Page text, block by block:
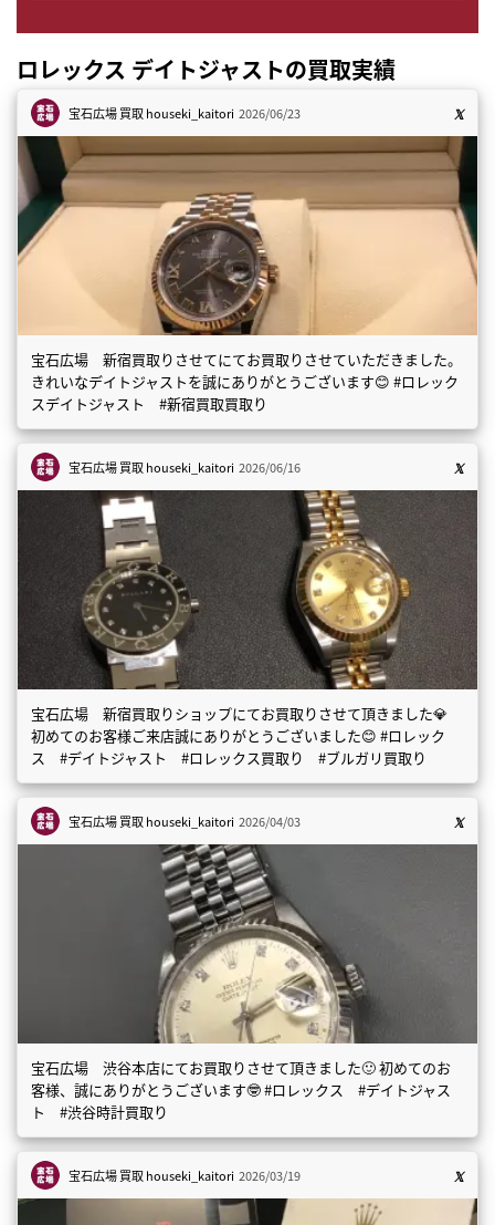
ロレックス デイトジャストの買取実績
宝石広場 買取houseki_kaitori 2026/06/23
宝石広場 新宿買取りさせてにてお買取りさせていただきました。
きれいなデイトジャストを誠にありがとうございます😊 #ロレック
スデイトジャスト #新宿買取買取り
宝石広場 買取houseki_kaitori 2026/06/16
宝石広場 新宿買取りショップにてお買取りさせて頂きました💎
初めてのお客様ご来店誠にありがとうございました😊 #ロレック
ス #デイトジャスト #ロレックス買取り #ブルガリ買取り
宝石広場 買取houseki_kaitori 2026/04/03
宝石広場 渋谷本店にてお買取りさせて頂きました🙂 初めてのお
客様、誠にありがとうございます🤓 #ロレックス #デイトジャス
ト #渋谷時計買取り
宝石広場 買取houseki_kaitori 2026/03/19